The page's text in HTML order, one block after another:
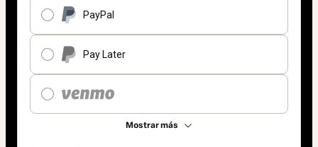
PayPal
Pay Later
Mostrar más